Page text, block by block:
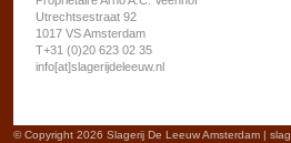
Utrechtsestraat 92
1017 VS Amsterdam
T+31 (0)20 623 02 35
info[at]slagerijdeleeuw.nl
© Copyright 2026 Slagerij De Leeuw Amsterdam |